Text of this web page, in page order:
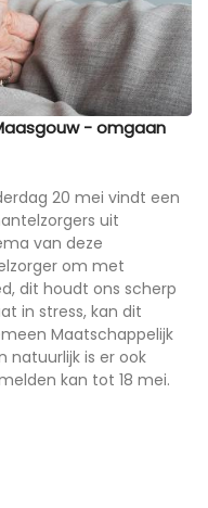
- omgaan
20 mei vindt een
uit
van deze
om met
dit houdt ons scherp
in stress, kan dit
Maatschappelijk
natuurlijk is er ook
kan tot 18 mei.